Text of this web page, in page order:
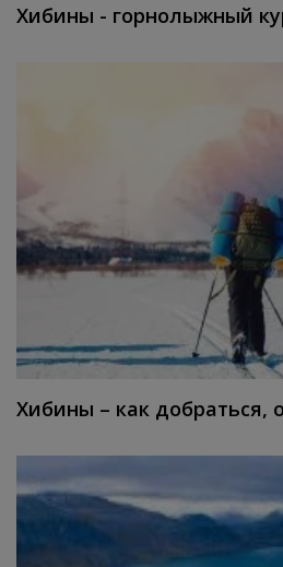
Хибины - горнолыжный
Хибины – как добраться,